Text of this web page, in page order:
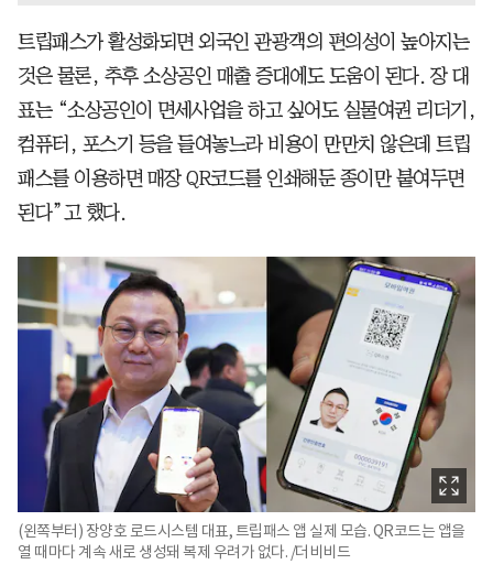
트립패스가 활성화되면 외국인 관광객의 편의성이 높아지는
것은 물론, 추후 소상공인 매출 증대에도 도움이 된다. 장 대
표는 “소상공인이 면세사업을 하고 싶어도 실물여권 리더기,
컴퓨터, 포스기 등을 들여놓느라 비용이 만만치 않은데 트립
패스를 이용하면 매장 QR코드를 인쇄해둔 종이만 붙여두면
된다”고 했다.
(왼쪽부터) 장양호 로드시스템 대표, 트립패스 앱 실제 모습. QR코드는 앱을
열 때마다 계속 새로 생성돼 복제 우려가 없다. /더비비드